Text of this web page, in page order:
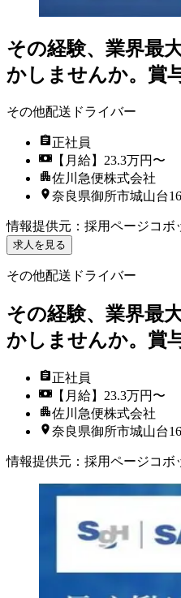
その経験、業界最
かしませんか。賞
その他配送ドライバー
正社員
【月給】23.3万円〜
佐川急便株式会社
奈良県御所市城山台
情報提供元 ： 採用ページコボ
求人を見る
その他配送ドライバー
その経験、業界最
かしませんか。賞
正社員
【月給】23.3万円〜
佐川急便株式会社
奈良県御所市城山台
情報提供元 ： 採用ページコボ